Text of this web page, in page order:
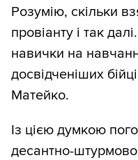
Розумію, скільки
провіанту і так
навички на
досвідченіших
Матейко.
Із цією думкою
десантно-